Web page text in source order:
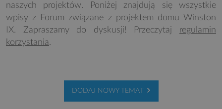
naszych projektów. Poniżej znajdują się wszystkie
wpisy z Forum związane z projektem domu Winston
IX. Zapraszamy do dyskusji! Przeczytaj regulamin
korzystania.
DODAJ NOWY TEMAT